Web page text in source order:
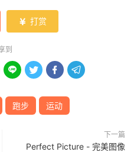
 打赏
到
   
跑步 运动
下一篇
Perfect Picture - 完美图像